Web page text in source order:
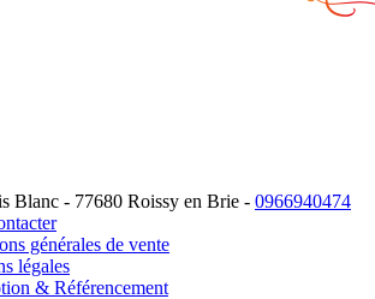
Blanc - 77680 Roissy en Brie - 0966940474
générales de vente
légales
& Référencement